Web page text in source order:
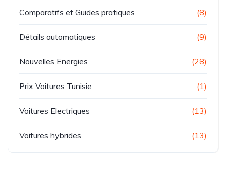
Comparatifs et Guides pratiques (8)
Détails automatiques (9)
Nouvelles Energies (28)
Prix Voitures Tunisie (1)
Voitures Electriques (13)
Voitures hybrides (13)